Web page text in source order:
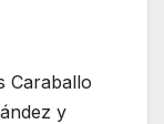
Caraballo
y